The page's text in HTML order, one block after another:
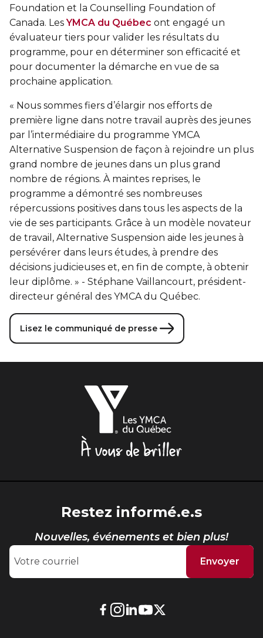
Foundation et la Counselling Foundation of
Canada. LesYMCA du Québec ont engagé un
évaluateur tiers pour valider les résultats du
programme, pour en déterminer son efficacité et
pour documenter la démarche en vue de sa
prochaine application.
« Nous sommes fiers d’élargir nos efforts de
première ligne dans notre travail auprès des jeunes
par l’intermédiaire du programme YMCA
Alternative Suspension de façon à rejoindre un plus
grand nombre de jeunes dans un plus grand
nombre de régions. À maintes reprises, le
programme a démontré ses nombreuses
répercussions positives dans tous les aspects de la
vie de ses participants. Grâce à un modèle novateur
de travail, Alternative Suspension aide les jeunes à
persévérer dans leurs études, à prendre des
décisions judicieuses et, en fin de compte, à obtenir
leur diplôme. » - Stéphane Vaillancourt, président-
directeur général des YMCA du Québec.
Lisez le communiqué de presse
Restez informé.e.s
Nouvelles, événements et bien plus!
Envoyer
LienLienLienLien